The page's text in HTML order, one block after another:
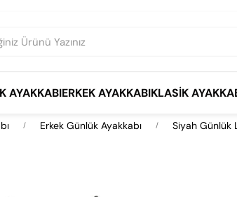
AYAKKABIERKEK AYAKKABIKLASIK
Erkek Günlük Ayakkabı Siyah Günlük